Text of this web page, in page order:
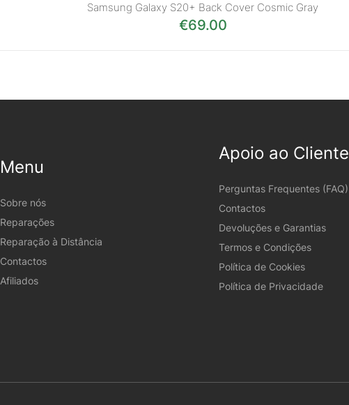
Samsung Galaxy S20+ Back Cover Cosmic Gray
€69.00
Menu
Sobre nós
Reparações
Reparação à Distância
Contactos
Afiliados
Apoio ao Cliente
Perguntas Frequentes (FAQ)
Contactos
Devoluções e Garantias
Termos e Condições
Política de Cookies
Política de Privacidade